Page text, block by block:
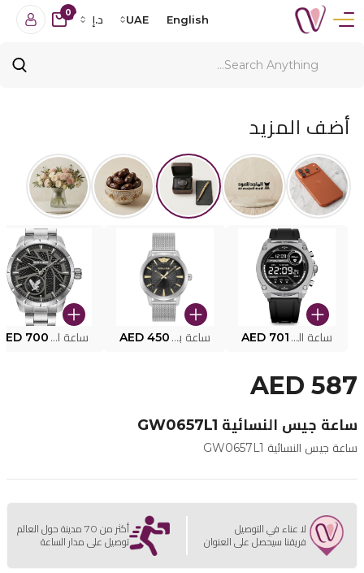
English
UAE د.إ
0
أضف المزيد
ساعة البوليس الذكية MY.AVATAR PEIUN0000101 AED 701 ساعة بوليس للرجال PEWJG0005002 AED 450 ساعة البوليس PEWJG2227302 700
AED 587
ساعة جيس النسائية GW0657L1
ساعة جيس النسائية GW0657L1
لا عناء في التوصيل
فريقنا سيحصل على العنوان
أكثر من 70 مدينة حول العالم
توصيل على مدار الساعة